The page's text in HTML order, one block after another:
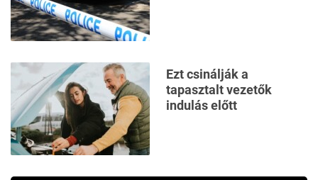
Ezt csinálják a
tapasztalt vezetők
indulás előtt